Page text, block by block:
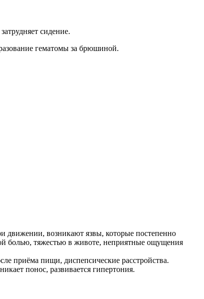
сидение.
гематомы за брюшиной.
движении, возникают язвы, которые постепенно
болью, тяжестью в животе, неприятные ощущения
приёма пищи, диспепсические расстройства.
понос, развивается гипертония.